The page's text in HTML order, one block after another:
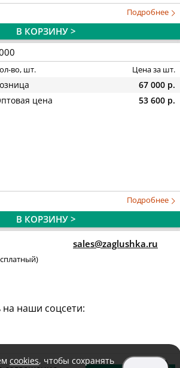
Подробнее
В КОРЗИНУ >
во, шт. Цена за шт.
67 000 р.
цена
53 600 р.
Подробнее
В КОРЗИНУ >
sales@zaglushka.ru
наши соцсети:
cookies, чтобы сохранять